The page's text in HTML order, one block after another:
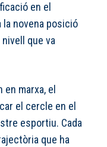
en el
la novena posició
que va
marxa, el
el cercle en el
esportiu. Cada
que ha